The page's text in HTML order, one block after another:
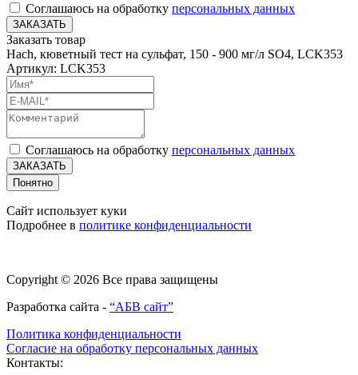
Соглашаюсь на обработку персональных данных
ЗАКАЗАТЬ
Заказать товар
Hach, кюветный тест на сульфат, 150 - 900 мг/л SO4, LCK353
Артикул: LCK353
Соглашаюсь на обработку персональных данных
ЗАКАЗАТЬ
Понятно
Сайт использует куки
Подробнее в политике конфиденциальности
Copyright © 2026 Все права защищены
Разработка сайта - “АБВ сайт”
Политика конфиденциальности
Согласие на обработку персональных данных
Контакты: